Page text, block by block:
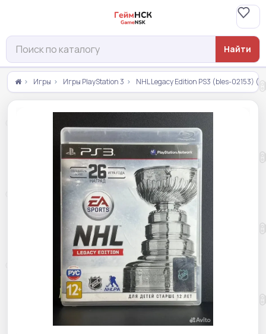
Найти
Игры Игры PlayStation 3 NHL Legacy Edition PS3 (bles-02153)